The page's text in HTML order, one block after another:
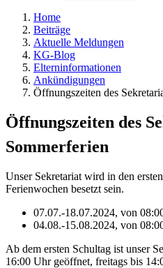
Home
Beiträge
Aktuelle Meldungen
KG-Blog
Elterninformationen
Ankündigungen
Öffnungszeiten des
Öffnungszeiten des
Sommerferien
Unser Sekretariat wird in den
Ferienwochen besetzt sein.
07.07.-18.07.2024, von
04.08.-15.08.2024, von
Ab dem ersten Schultag ist unser
16:00 Uhr geöffnet, freitags bis